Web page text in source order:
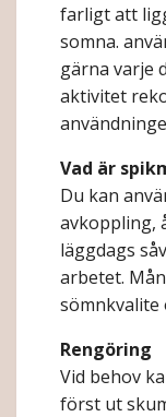
farligt att
somna.
gärna varje
aktivitet
Vad är
Du kan
avkoppling,
läggdags
arbetet.
sömnkvalite
Rengöring
Vid behov
först ut